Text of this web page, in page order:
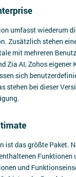
umfasst wiederum
Zusätzlich stehen
mit mehreren
Zia AI, Zohos eigener
sich
stehen bei dieser
ist das größte Paket.
Funktionen
und